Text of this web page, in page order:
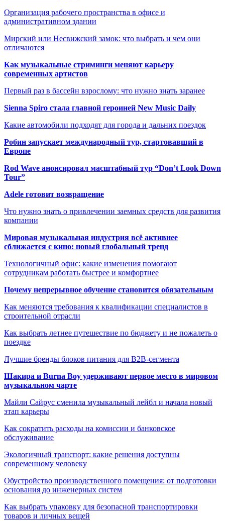
Организация рабочего пространства в офисе и
административном здании
Мирский или Несвижский замок: что выбрать и чем они
отличаются
Как музыкальные стриминги меняют карьеру
современных артистов
Первый раз в бассейн взрослому: что нужно знать заранее
Sienna Spiro стала главной героиней New Music Daily
Какие автомобили подходят для города и дальних поездок
Робин запускает международный тур, стартовавший в
Европе
Rod Wave анонсировал масштабный тур “Don’t Look Down
Tour”
Adele готовит возвращение
Что нужно знать о привлечении заемных средств для развития
компании
Мировая музыкальная индустрия всё активнее
сближается с кино: новый глобальный тренд
Технологичный офис: какие изменения помогают
сотрудникам работать быстрее и комфортнее
Почему непрерывное обучение становится обязательным
Как меняются требования к квалификации специалистов в
строительной отрасли
Как выбрать летнее путешествие по бюджету и не пожалеть о
поездке
Лучшие бренды блоков питания для B2B-сегмента
Шакира и Burna Boy удерживают первое место в мировом
музыкальном чарте
Майли Сайрус сменила музыкальный лейбл и начала новый
этап карьеры
Как сократить расходы на комиссии и банковское
обслуживание
Экологичный транспорт: какие решения доступны
современному человеку
Обустройство производственного помещения: от подготовки
основания до инженерных систем
Как выбрать упаковку для безопасной транспортировки
товаров и личных вещей